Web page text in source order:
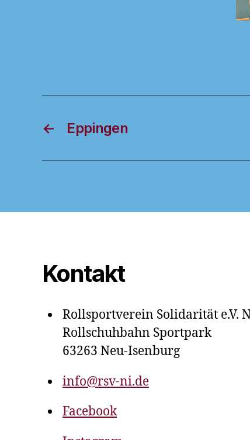
← Eppingen
Kontakt
Rollsportverein Solidarität e.V.
Rollschuhbahn Sportpark
63263 Neu-Isenburg
info@rsv-ni.de
Facebook